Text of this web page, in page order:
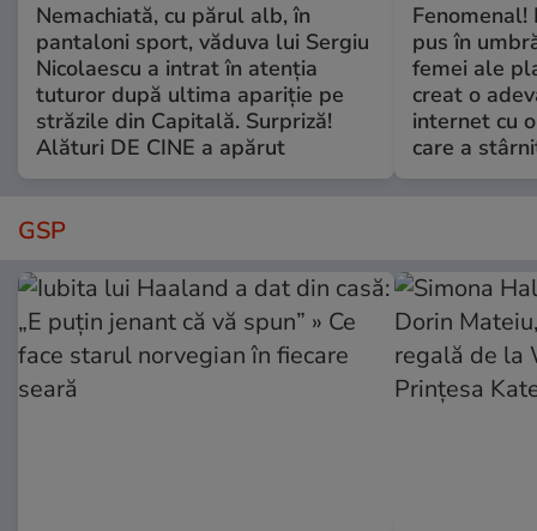
Nemachiată, cu părul alb, în
pantaloni sport, văduva lui Sergiu
Nicolaescu a intrat în atenția
tuturor după ultima apariție pe
străzile din Capitală. Surpriză!
Alături DE CINE a apărut
pus în
femei ale
creat o
internet cu
care a
GSP